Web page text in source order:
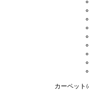
カーペット